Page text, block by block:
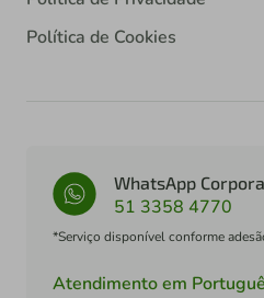
Política de Cookies
WhatsApp
51 3358 4770
*Serviço disponível conforme
Atendimento em